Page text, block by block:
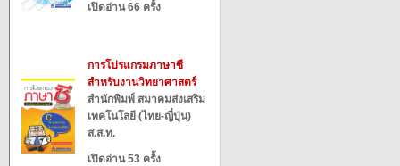
เปิดอ่าน 66 ครั้ง
การโปรแกรมภาษาซี
สำหรับงานวิทยาศาสตร์
สำนักพิมพ์ สมาคมส่งเสริม
เทคโนโลยี (ไทย-ญี่ปุ่น)
ส.ส.ท.
เปิดอ่าน 53 ครั้ง